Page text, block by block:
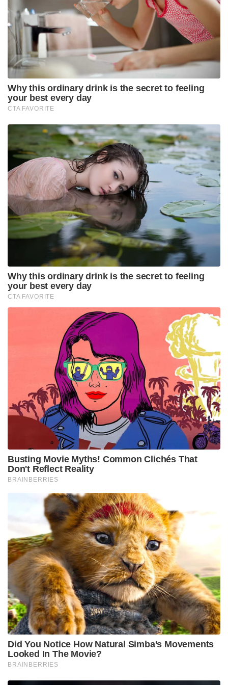
പ്രവർത്തനക്ഷമമാക്കും. അടുത്ത 6 മുതൽ 12
മാസത്തിനുള്ളിൽ ബംഗളൂരു, ചെന്നൈ, കൊൽക്കത്ത,
ഹൈദരാബാദ് തുടങ്ങിയ മെട്രോ നഗരങ്ങളിലേക്കും
മഹാരാഷ്ട്ര, ഡൽഹി-എൻസിആർ മേഖലകളിലേക്കും
ശൃംഖല വ്യാപിപ്പിച്ച് 500 കേന്ദ്രങ്ങൾ തുറക്കും.
തുടർന്നുള്ള 24 മാസത്തിനുള്ളിലാണ് ലക്ഷ്യമിട്ട 5,000
കേന്ദ്രങ്ങളും രാജ്യത്തുടനീളം യാഥാർത്ഥ്യമാക്കുക.
കഴിഞ്ഞ സാമ്പത്തിക വർഷത്തിൽ മാത്രം ഇന്ത്യയുടെ
ക്രൂഡ് ഓയിൽ ഇറക്കുമതി ചിലവ് 10.9 ലക്ഷം കോടി
രൂപയായിരുന്നു. എഥനോൾ ഉപയോഗം
പൂർണ്ണതോതിലാകുന്നതോടെ വിദേശനാണ്യ
ശേഖരത്തിൽ വലിയൊരു തുക രാജ്യത്തിന്
ലാഭിക്കാൻ സാധിക്കുമെന്നാണ് വിലയിരുത്തൽ.
കൂടാതെ, പൂർണ്ണമായും ഇന്ത്യയിൽ തന്നെ
ഉൽപ്പാദിപ്പിക്കുന്ന എഥനോൾ വ്യാവസായിക
അടിസ്ഥാനത്തിൽ മാറുമ്പോൾ കരിമ്പ് കർഷകർ
ഉൾപ്പെടെയുള്ള കോടിക്കണക്കിന് വരുന്ന കാർഷിക
മേഖലയിലുള്ളവർക്ക് ഇത് മികച്ച വരുമാന
മാർഗ്ഗമായി മാറും. പരിസ്ഥിതി മലിനീകരണം വലിയ
തോതിൽ കുറയ്ക്കാൻ സാധിക്കുമെന്നതാണ്
പദ്ധതിയുടെ മറ്റൊരു പ്രധാന സവിശേഷത.
വാഹന നിർമ്മാതാക്കളായ മാരുതി സുസുക്കി,
ഹ്യുണ്ടായ്, ടാറ്റാ മോട്ടോഴ്സ്, മഹീന്ദ്ര, ഹീറോ
മോട്ടോകോർപ്പ്, ടിവിഎസ് തുടങ്ങിയ കമ്പനികൾ
തങ്ങളുടെ ഫ്ലെക്സ് ഫ്യുവൽ വാഹനങ്ങളുടെ (FFVs)
പ്രോട്ടോടൈപ്പുകൾ ഇതിനകം തന്നെ വികസിപ്പിച്ചു
കഴിഞ്ഞിട്ടുണ്ട്.
Tags: EDANOL